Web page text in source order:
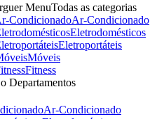
Todas as categorias
Ar-Condicionado
Eletrodomésticos
Eletroportáteis
Móveis
Fitness
Departamentos
Ar-Condicionado